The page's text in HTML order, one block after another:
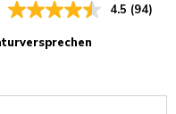
4.5 (94)